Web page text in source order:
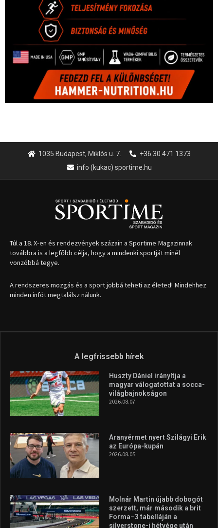
1035 Budapest, Miklós u. 7.
+36 30 471 1373
info (kukac) sportime.hu
Túl a 18. X-en és rendezvények százain a Sportime Magazinnak
továbbra is a legfőbb célja, hogy a mindenki sportját minél
vonzóbbá tegye.
A rendszeres mozgás és a sport jobbá teheti az életed! Mindehhez
minden infót megtalálsz nálunk.
A legfrissebb hírek
Huszty Dániel irányítja a
magyar válogatottat a socca-
világbajnokságon
2026.08.07.
Aranyérmet nyert Szilágyi Erik
az Európa-kupán
2026.08.05.
Molnár Martin újabb dobogót
szerzett, már második a brit
Forma–3 tabelláján a
silverstone-i hétvége után